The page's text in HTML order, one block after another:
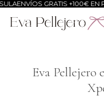
ENVÍOS GRATIS +100€ EN
Eva Pellejero